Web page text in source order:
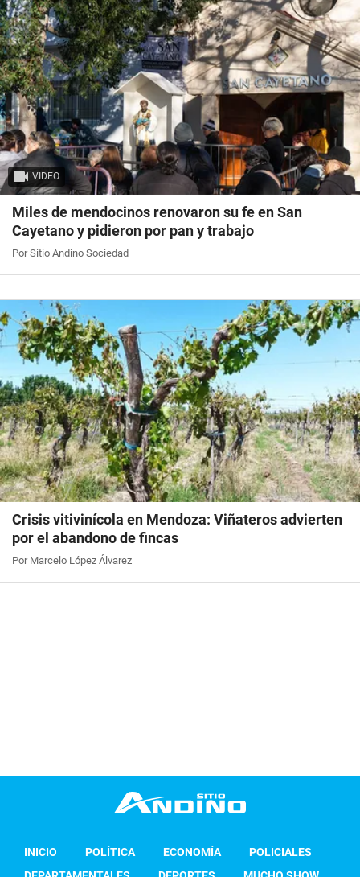
VIDEO
Miles de mendocinos renovaron su fe en San
Cayetano y pidieron por pan y trabajo
Por Sitio Andino Sociedad
Crisis vitivinícola en Mendoza: Viñateros advierten
por el abandono de fincas
Por Marcelo López Álvarez
INICIO POLÍTICA ECONOMÍA
POLICIALES